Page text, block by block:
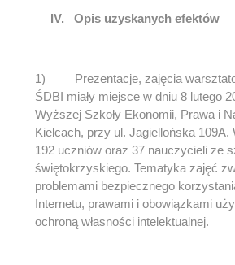
IV.Opis uzyskanych efektów
1) Prezentacje, zajęcia
ŚDBI miały miejsce w dniu 8 lutego
Wyższej Szkoły Ekonomii, Prawa i
Kielcach, przy ul. Jagiellońska 109A.
192 uczniów oraz 37 nauczycieli ze
świętokrzyskiego. Tematyka zajęć
problemami bezpiecznego
Internetu, prawami i obowiązkami
ochroną własności intelektualnej.